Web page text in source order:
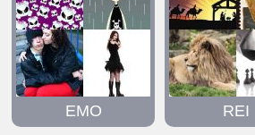
EMO REI